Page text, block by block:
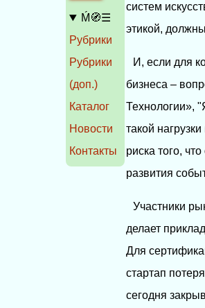
систем
этикой,
И, если для
бизнеса –
Технологии»,
такой
риска того,
развития
Участники
делает
Для
стартап
сегодня
Ḿ🧭☰
Рубрики
Рубрики
(доп.)
Каталог
Новости
Контакты